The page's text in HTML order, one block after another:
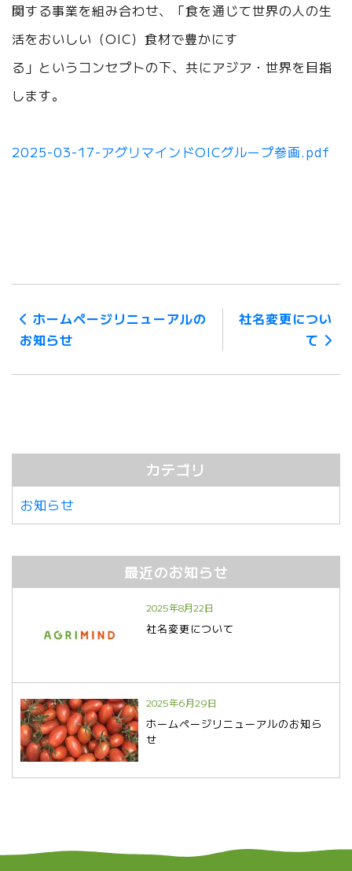
関する事業を組み合わせ、「食を通じて世界の人の生
活をおいしい（OIC）食材で豊かにす
る」というコンセプトの下、共にアジア・世界を目指
します。
2025-03-17-アグリマインドOICグループ参画.pdf
ホームページリニューアルの
お知らせ
社名変更につい
て
カテゴリ
お知らせ
最近のお知らせ
2025年8月22日
社名変更について
2025年6月29日
ホームページリニューアルのお知ら
せ